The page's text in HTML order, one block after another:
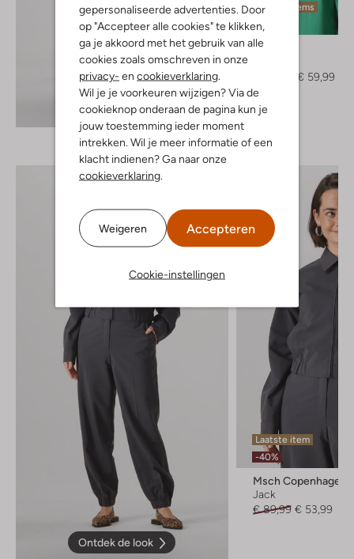
gepersonaliseerde advertenties. Door
op "Accepteer alle cookies" te klikken,
ga je akkoord met het gebruik van alle
cookies zoals omschreven in onze
privacy- en cookieverklaring.
Wil je je voorkeuren wijzigen? Via de
cookieknop onderaan de pagina kun je
jouw toestemming ieder moment
intrekken. Wil je meer informatie of een
klacht indienen? Ga naar onze
cookieverklaring.
Weigeren Accepteren
Cookie-instellingen
Ontdek de look
Laatste items
-50%
By-Bar
€ 59,99
Ontdek de look
Laatste item
-40%
Msch Copenhagen
Jack
€ 89,99 € 53,99